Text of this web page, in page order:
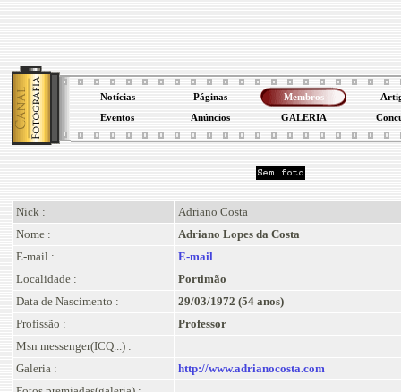
Notícias Páginas Membros
Eventos Anúncios GALERIA
Nick :
Adriano Costa
Nome :
Adriano Lopes da Costa
E-mail :
E-mail
Localidade :
Portimão
Data de Nascimento :
29/03/1972 (54 anos)
Profissão :
Professor
Msn messenger(ICQ...) :
Galeria :
http://www.adrianocosta.com